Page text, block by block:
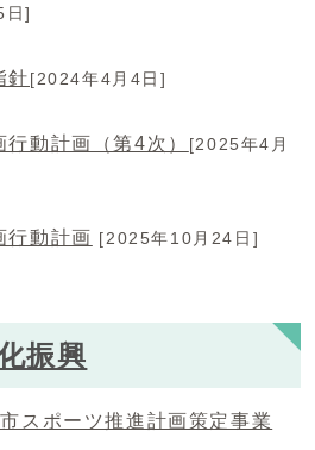
日]
針[2024年4月4日]
動計画（第4次）
[2025年4月
行動計画 [2025年10月24日]
振興
スポーツ推進計画策定事業